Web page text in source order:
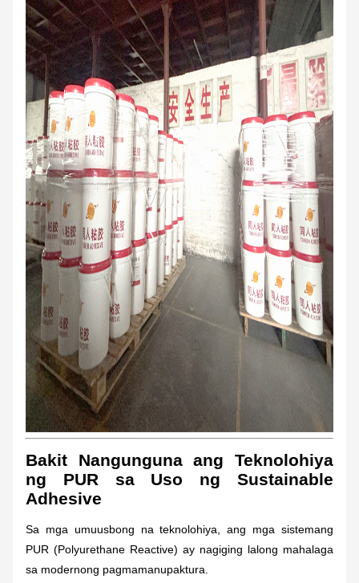
Bakit Nangunguna ang Teknolohiya
ng PUR sa Uso ng Sustainable
Adhesive
Sa mga umuusbong na teknolohiya, ang mga sistemang
PUR (Polyurethane Reactive) ay nagiging lalong mahalaga
sa modernong pagmamanupaktura.